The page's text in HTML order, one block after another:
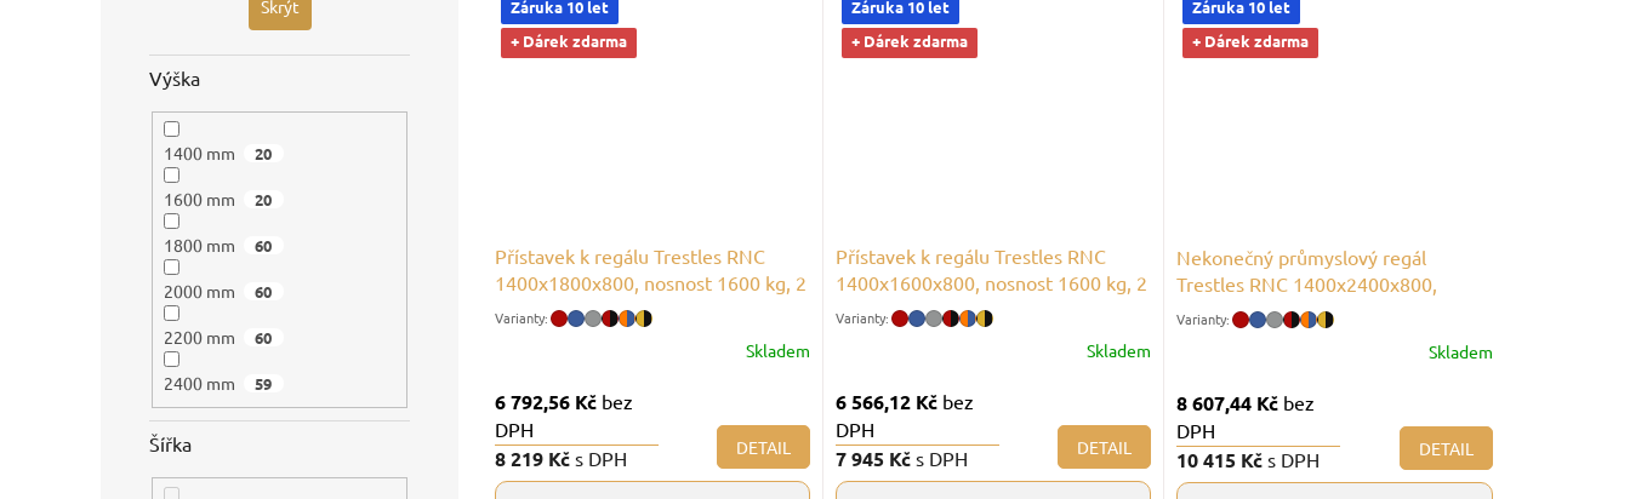
Skrýt
Výška
1400 mm 20
1600 mm 20
1800 mm 60
2000 mm 60
2200 mm 60
2400 mm 59
Šířka
Záruka 10 let
+ Dárek zdarma
Přístavek k regálu Trestles RNC
1400x1800x800, nosnost 1600 kg, 2
police
Skladem
6 792,56 Kč bez
DPH
8 219 Kč s DPH DETAIL
Záruka 10 let
+ Dárek zdarma
Přístavek k regálu Trestles RNC
1400x1600x800, nosnost 1600 kg, 2
police
Skladem
6 566,12 Kč bez
DPH
7 945 Kč s DPH DETAIL
Záruka 10 let
+ Dárek zdarma
Nekonečný průmyslový regál
Trestles RNC 1400x2400x800,
nosnost 1600 kg, 2 police
Skladem
8 607,44 Kč bez
DPH
10 415 Kč s DPH DETAIL